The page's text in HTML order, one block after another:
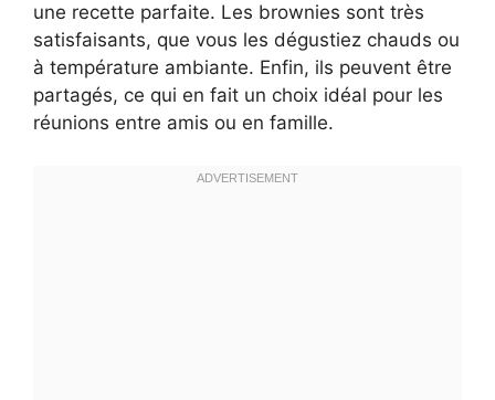
une recette parfaite. Les brownies sont très
satisfaisants, que vous les dégustiez chauds ou
à température ambiante. Enfin, ils peuvent être
partagés, ce qui en fait un choix idéal pour les
réunions entre amis ou en famille.